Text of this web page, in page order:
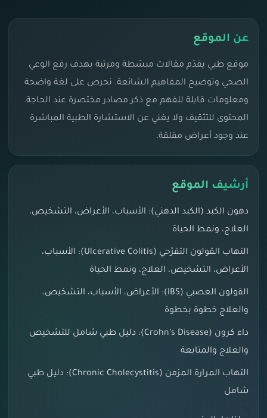
عن الموقع
موقع طبي يقدّم مقالات مبسّطة ومرتبة بهدف رفع الوعي
الصحي وتوضيح المفاهيم الشائعة. نحرص على لغة واضحة
ومعلومات قابلة للفهم مع ذكر مصادر مختصرة عند الحاجة.
المحتوى للتثقيف ولا يغني عن الاستشارة الطبية المباشرة
عند وجود أعراض مقلقة.
أرشيف الموقع
دهون الكبد (الكبد الدهني): الأسباب، الأعراض، التشخيص،
العلاج، ونمط الحياة
التهاب القولون التقرّحي (Ulcerative Colitis): الأسباب،
الأعراض، التشخيص، العلاج، ونمط الحياة
القولون العصبي (IBS): الأعراض، الأسباب، التشخيص،
والعلاج خطوة بخطوة
داء كرون (Crohn’s Disease): دليل طبي شامل للتشخيص
والعلاج والمتابعة
التهاب المرارة المزمن (Chronic Cholecystitis): دليل طبي
شامل